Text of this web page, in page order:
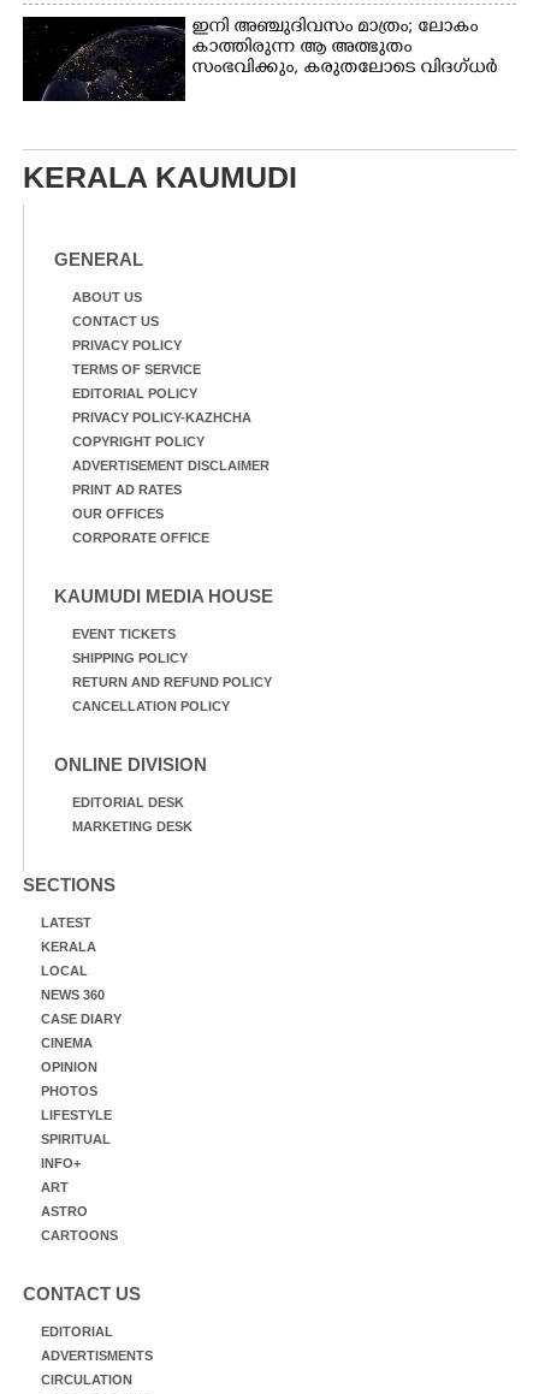
ഇനി അഞ്ചുദിവസം മാത്രം; ലോകം
കാത്തിരുന്ന ആ അത്ഭുതം
സംഭവിക്കും, കരുതലോടെ വിദഗ്ധർ
KERALA KAUMUDI
GENERAL
ABOUT US
CONTACT US
PRIVACY POLICY
TERMS OF SERVICE
EDITORIAL POLICY
PRIVACY POLICY-KAZHCHA
COPYRIGHT POLICY
ADVERTISEMENT DISCLAIMER
PRINT AD RATES
OUR OFFICES
CORPORATE OFFICE
KAUMUDI MEDIA HOUSE
EVENT TICKETS
SHIPPING POLICY
RETURN AND REFUND POLICY
CANCELLATION POLICY
ONLINE DIVISION
EDITORIAL DESK
MARKETING DESK
SECTIONS
LATEST
KERALA
LOCAL
NEWS 360
CASE DIARY
CINEMA
OPINION
PHOTOS
LIFESTYLE
SPIRITUAL
INFO+
ART
ASTRO
CARTOONS
CONTACT US
EDITORIAL
ADVERTISMENTS
CIRCULATION